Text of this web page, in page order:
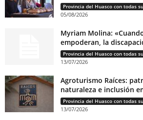
05/08/2026
Myriam Molina:
empoderan, la
13/07/2026
Agroturismo Raíces:
naturaleza e inclusión
13/07/2026